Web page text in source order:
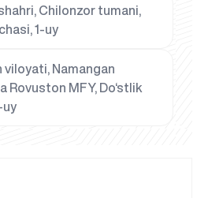
Chilonzor tumani,
1-uy
viloyati, Namangan
Rovuston MFY, Do‘stlik
uy